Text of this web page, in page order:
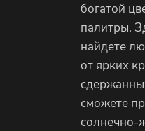
богатой
палитры.
найдете
от ярких
сможете
солнечно-